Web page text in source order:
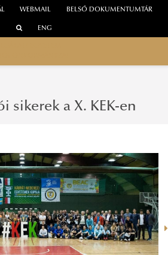
WEBMAIL BELSŐ DOKUMENTUMTÁR
ENG
sikerek a X. KEK-en